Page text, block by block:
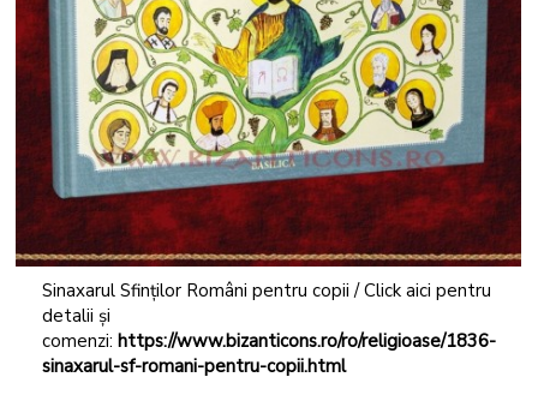
Sinaxarul Sfinților Români pentru copii / Click aici pentru
detalii și
comenzi: https://www.bizanticons.ro/ro/religioase/1836-
sinaxarul-sf-romani-pentru-copii.html